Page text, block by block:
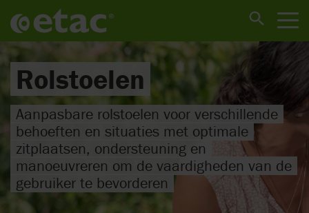
Rolstoelen
Aanpasbare rolstoelen voor verschillende
behoeften en situaties met optimale
zitplaatsen, ondersteuning en
manoeuvreren om de vaardigheden van de
gebruiker te bevorderen